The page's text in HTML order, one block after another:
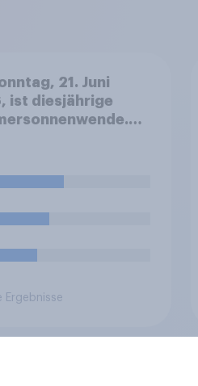
21. Juni
ist diesjährige
Emotionen ist
ausgeprägt?
Ergebnisse